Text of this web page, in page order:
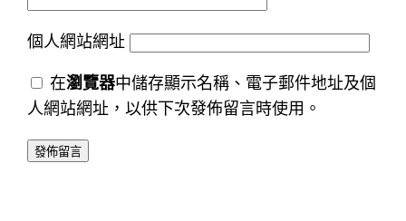
個人網站網址
在瀏覽器中儲存顯示名稱、電子郵件地址及個
人網站網址，以供下次發佈留言時使用。